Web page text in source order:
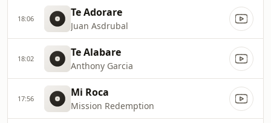
18:06 Te Adorare
Juan Asdrubal
18:02 Te Alabare
Anthony Garcia
17:56 Mi Roca
Mission Redemption